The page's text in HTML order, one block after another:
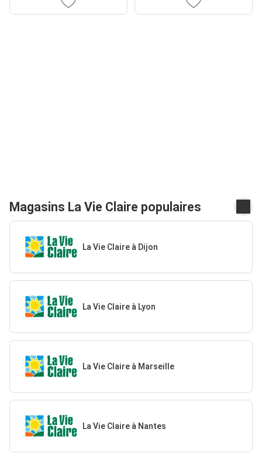
Magasins La Vie Claire populaires
La Vie Claire à Dijon
La Vie Claire à Lyon
La Vie Claire à Marseille
La Vie Claire à Nantes